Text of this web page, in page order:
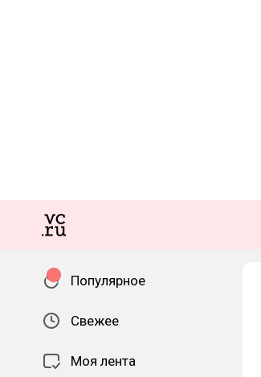
Популярное
Свежее
Моя лента